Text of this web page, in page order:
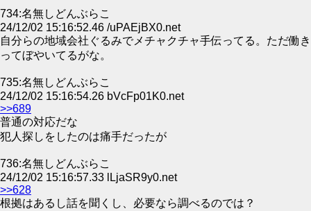
734:名無しどんぶらこ
24/12/02 15:16:52.46 /uPAEjBX0.net
自分らの地域会社ぐるみでメチャクチャ手伝ってる。ただ働き
ってぼやいてるがな。
735:名無しどんぶらこ
24/12/02 15:16:54.26 bVcFp01K0.net
>>689
普通の対応だな
犯人探しをしたのは痛手だったが
736:名無しどんぶらこ
24/12/02 15:16:57.33 lLjaSR9y0.net
>>628
根拠はあるし話を聞くし、必要なら調べるのでは？